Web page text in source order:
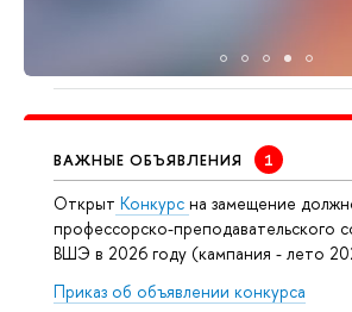
ВАЖНЫЕ ОБЪЯВЛЕНИЯ
Открыт Конкурс на замещение
профессорско-преподавательского
ВШЭ в 2026 году (кампания - лето
Приказ об объявлении конкурса